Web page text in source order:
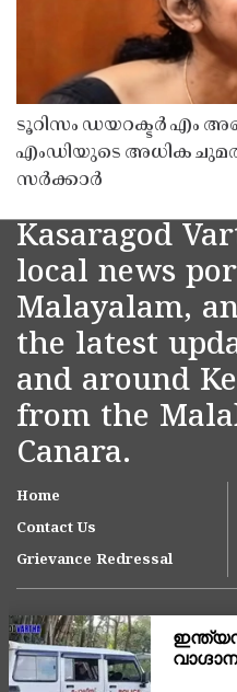
ടൂറിസം ഡയറക്ടർ എം
എംഡിയുടെ അധിക
സർക്കാർ
Kasaragod
local news
Malayalam,
the latest
and around
from the
Canara.
Home
Contact Us
Grievance Redressal